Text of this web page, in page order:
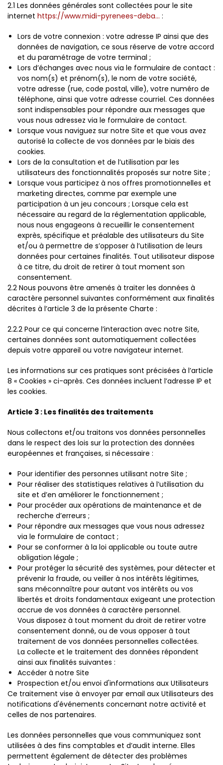
2.1 Les données générales sont collectées pour le site
internet https://www.midi-pyrenees-deba... :
Lors de votre connexion : votre adresse IP ainsi que des
données de navigation, ce sous réserve de votre accord
et du paramétrage de votre terminal ;
Lors d’échanges avec nous via le formulaire de contact :
vos nom(s) et prénom(s), le nom de votre société,
votre adresse (rue, code postal, ville), votre numéro de
téléphone, ainsi que votre adresse courriel. Ces données
sont indispensables pour répondre aux messages que
vous nous adressez via le formulaire de contact.
Lorsque vous naviguez sur notre Site et que vous avez
autorisé la collecte de vos données par le biais des
cookies.
Lors de la consultation et de l’utilisation par les
utilisateurs des fonctionnalités proposés sur notre Site ;
Lorsque vous participez à nos offres promotionnelles et
marketing directes, comme par exemple une
participation à un jeu concours ; Lorsque cela est
nécessaire au regard de la réglementation applicable,
nous nous engageons à recueillir le consentement
exprès, spécifique et préalable des utilisateurs du Site
et/ou à permettre de s’opposer à l’utilisation de leurs
données pour certaines finalités. Tout utilisateur dispose
à ce titre, du droit de retirer à tout moment son
consentement.
2.2 Nous pouvons être amenés à traiter les données à
caractère personnel suivantes conformément aux finalités
décrites à l’article 3 de la présente Charte :
2.2.2 Pour ce qui concerne l’interaction avec notre Site,
certaines données sont automatiquement collectées
depuis votre appareil ou votre navigateur internet.
Les informations sur ces pratiques sont précisées à l’article
8 « Cookies » ci-après. Ces données incluent l’adresse IP et
les cookies.
Article 3 : Les finalités des traitements
Nous collectons et/ou traitons vos données personnelles
dans le respect des lois sur la protection des données
européennes et françaises, si nécessaire :
Pour identifier des personnes utilisant notre Site ;
Pour réaliser des statistiques relatives à l’utilisation du
site et d’en améliorer le fonctionnement ;
Pour procéder aux opérations de maintenance et de
recherche d’erreurs ;
Pour répondre aux messages que vous nous adressez
via le formulaire de contact ;
Pour se conformer à la loi applicable ou toute autre
obligation légale ;
Pour protéger la sécurité des systèmes, pour détecter et
prévenir la fraude, ou veiller à nos intérêts légitimes,
sans méconnaître pour autant vos intérêts ou vos
libertés et droits fondamentaux exigeant une protection
accrue de vos données à caractère personnel.
Vous disposez à tout moment du droit de retirer votre
consentement donné, ou de vous opposer à tout
traitement de vos données personnelles collectées.
La collecte et le traitement des données répondent
ainsi aux finalités suivantes :
Accéder à notre Site
Prospection et/ou envoi d'informations aux Utilisateurs
Ce traitement vise à envoyer par email aux Utilisateurs des
notifications d'événements concernant notre activité et
celles de nos partenaires.
Les données personnelles que vous communiquez sont
utilisées à des fins comptables et d’audit interne. Elles
permettent également de détecter des problèmes